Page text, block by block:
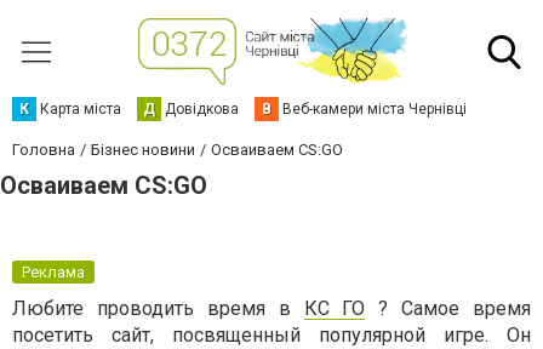
К Карта міста Д Довідкова В Веб-камери міста Чернівці
Головна Бізнес новини Осваиваем CS:GO
Осваиваем CS:GO
Реклама
Любите проводить время в КС ГО ? Самое время
посетить сайт, посвященный популярной игре. Он